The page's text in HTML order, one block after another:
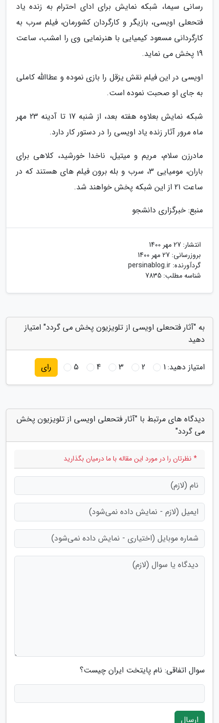
رسانی سیما، شبکه نمایش برای ادای احترام به زنده یاد
فتحعلی اویسی، بازیگر و کارگردان کشورمان، فیلم سرب به
کارگردانی مسعود کیمیایی با هنرنمایی وی را امشب، ساعت
19 پخش می نماید.
اویسی در این فیلم نقش یزقل را بازی نموده و عطاالله کاملی
به جای او صحبت نموده است.
شبکه نمایش بعلاوه هفته بعد، از شنبه 17 تا آدینه 23 مهر
ماه مرور آثار زنده یاد اویسی را در دستور کار دارد.
مادرزن سلام، مریم و میتیل، ناخدا خورشید، کلاهی برای
باران، مومیایی 3، سرب و بله برون فیلم های هستند که در
ساعت 21 از این شبکه پخش خواهند شد.
منبع: خبرگزاری دانشجو
انتشار: 27 مهر 1400
بروزرسانی: 27 مهر 1400
گردآورنده: persinablog.ir
شناسه مطلب: 7835
به "آثار فتحعلی اویسی از تلویزیون پخش می گردد" امتیاز
دهید
امتیاز دهید:1
2
3
4
5 رای
دیدگاه های مرتبط با "آثار فتحعلی اویسی از تلویزیون پخش
می گردد"
* نظرتان را در مورد این مقاله با ما درمیان بگذارید
سوال اتفاقی: نام پایتخت ایران چیست؟
ارسال